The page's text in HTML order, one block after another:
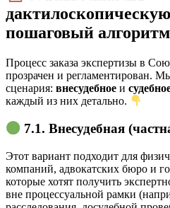
пошаговый алгоритм
Процесс заказа экспертизы в
прозрачен и регламентирован.
сценария: внесудебное и
каждый из них детально.
7.1. Внесудебная
Этот вариант подходит для
компаний, адвокатских бюро и
которые хотят получить
вне процессуальной рамки